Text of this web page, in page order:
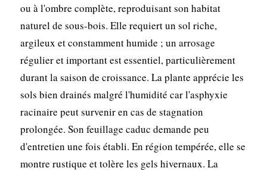
ou à l'ombre complète, reproduisant son habitat
naturel de sous-bois. Elle requiert un sol riche,
argileux et constamment humide ; un arrosage
régulier et important est essentiel, particulièrement
durant la saison de croissance. La plante apprécie les
sols bien drainés malgré l'humidité car l'asphyxie
racinaire peut survenir en cas de stagnation
prolongée. Son feuillage caduc demande peu
d'entretien une fois établi. En région tempérée, elle se
montre rustique et tolère les gels hivernaux. La